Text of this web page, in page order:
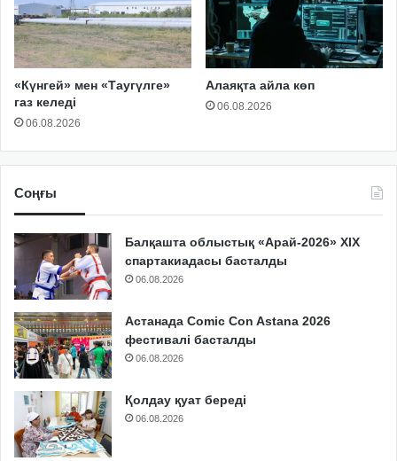
«Күнгей» мен «Таугүлге»
газ келеді
06.08.2026
Алаяқта айла көп
06.08.2026
Соңғы
Балқашта облыстық «Арай-2026» XIX
спартакиадасы басталды
06.08.2026
Астанада Comic Con Astana 2026
фестивалі басталды
06.08.2026
Қолдау қуат береді
06.08.2026